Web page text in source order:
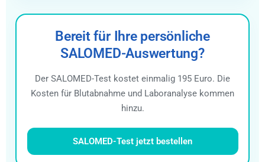
Bereit für Ihre persönliche
SALOMED-Auswertung?
Der SALOMED-Test kostet einmalig 195 Euro. Die
Kosten für Blutabnahme und Laboranalyse kommen
hinzu.
SALOMED-Test jetzt bestellen